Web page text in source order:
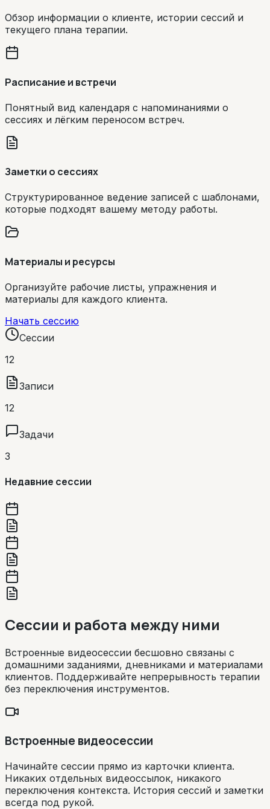
Обзор информации о клиенте, истории сессий и
текущего плана терапии.
Расписание и встречи
Понятный вид календаря с напоминаниями о
сессиях и лёгким переносом встреч.
Заметки о сессиях
Структурированное ведение записей с шаблонами,
которые подходят вашему методу работы.
Материалы и ресурсы
Организуйте рабочие листы, упражнения и
материалы для каждого клиента.
Начать сессию
Сессии
12
Записи
12
Задачи
3
Недавние сессии
Сессии и работа между ними
Встроенные видеосессии бесшовно связаны с
домашними заданиями, дневниками и материалами
клиентов. Поддерживайте непрерывность терапии
без переключения инструментов.
Встроенные видеосессии
Начинайте сессии прямо из карточки клиента.
Никаких отдельных видеоссылок, никакого
переключения контекста. История сессий и заметки
всегда под рукой.